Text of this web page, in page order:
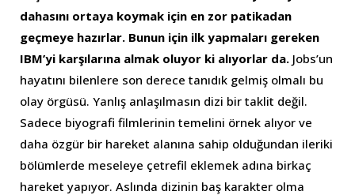
dahasını ortaya koymak için en zor patikadan
geçmeye hazırlar. Bunun için ilk yapmaları gereken
IBM’yi karşılarına almak oluyor ki alıyorlar da. Jobs’un
hayatını bilenlere son derece tanıdık gelmiş olmalı bu
olay örgüsü. Yanlış anlaşılmasın dizi bir taklit değil.
Sadece biyografi filmlerinin temelini örnek alıyor ve
daha özgür bir hareket alanına sahip olduğundan ileriki
bölümlerde meseleye çetrefil eklemek adına birkaç
hareket yapıyor. Aslında dizinin baş karakter olma